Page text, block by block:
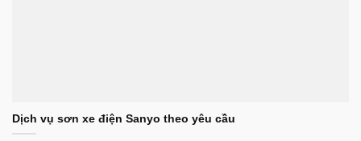
Dịch vụ sơn xe điện Sanyo theo yêu cầu